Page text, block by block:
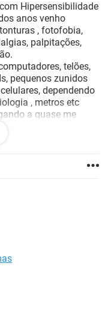
Hipersensibilidade
anos venho
, fotofobia,
palpitações,
telões,
pequenos zunidos
dependendo
, metros etc
a quase me
Não é fobia,
tomar analgesicos,
área da saúde q
necessários, ou